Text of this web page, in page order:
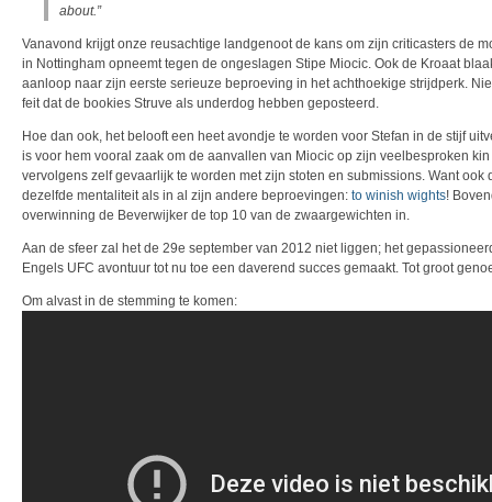
about.”
Vanavond krijgt onze reusachtige landgenoot de kans om zijn criticasters de
in Nottingham opneemt tegen de ongeslagen Stipe Miocic. Ook de Kroaat
aanloop naar zijn eerste serieuze beproeving in het achthoekige strijdperk.
feit dat de bookies Struve als underdog hebben geposteerd.
Hoe dan ook, het belooft een heet avondje te worden voor Stefan in de stijf
is voor hem vooral zaak om de aanvallen van Miocic op zijn veelbesproken
vervolgens zelf gevaarlijk te worden met zijn stoten en submissions. Want ook
dezelfde mentaliteit als in al zijn andere beproevingen: to winish wights!
overwinning de Beverwijker de top 10 van de zwaargewichten in.
Aan de sfeer zal het de 29e september van 2012 niet liggen; het
Engels UFC avontuur tot nu toe een daverend succes gemaakt. Tot groot
Om alvast in de stemming te komen: